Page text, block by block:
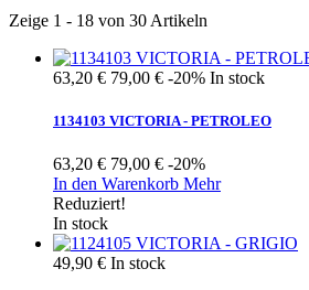
Zeige 1 - 18 von 30 Artikeln
63,20 € 79,00 € -20% In stock
1134103 VICTORIA - PETROLEO
63,20 € 79,00 € -20%
In den Warenkorb Mehr
Reduziert!
In stock
49,90 € In stock